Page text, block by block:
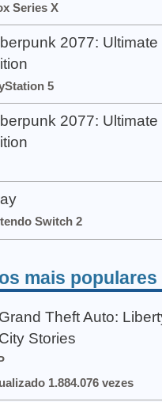
Series X
2077: Ultimate
5
2077: Ultimate
Switch 2
mais populares
Grand Theft Auto:
City Stories
1.884.076 vezes